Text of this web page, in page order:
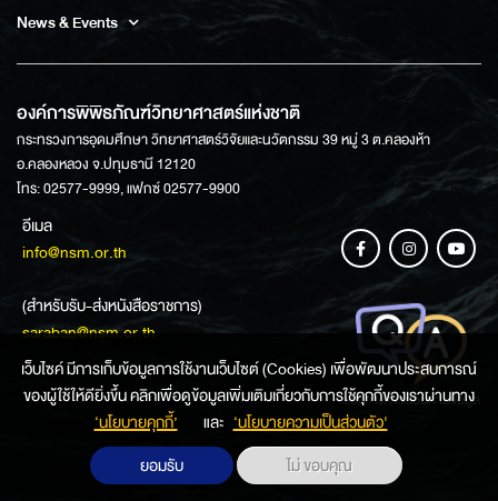
News & Events
องค์การพิพิธภัณฑ์วิทยาศาสตร์แห่งชาติ
กระทรวงการอุดมศึกษา วิทยาศาสตร์วิจัยและนวัตกรรม 39 หมู่ 3 ต.คลองห้า
อ.คลองหลวง จ.ปทุมธานี 12120
โทร: 02577-9999, แฟกซ์ 02577-9900
อีเมล
info@nsm.or.th
(สำหรับรับ-ส่งหนังสือราชการ)
saraban@nsm.or.th
ช่องทางการสอบถามข้อมูล
เว็บไซค์ มีการเก็บข้อมูลการใช้งานเว็บไซต์ (Cookies) เพื่อพัฒนาประสบการณ์
ของผู้ใช้ให้ดียิ่งขึ้น คลิกเพื่อดูข้อมูลเพิ่มเติมเกี่ยวกับการใช้คุกกี้ของเราผ่านทาง
‘นโยบายคุกกี้’
และ ‘นโยบายความเป็นส่วนตัว'
ยอมรับ
ไม่ ขอบคุณ